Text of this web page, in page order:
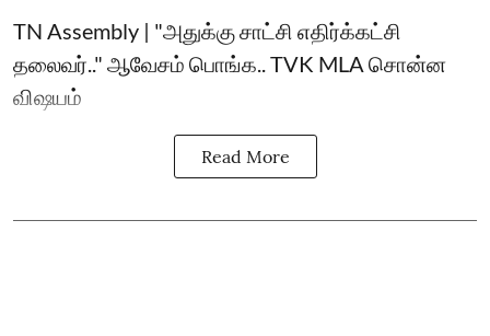
TN Assembly | "அதுக்கு சாட்சி எதிர்க்கட்சி
தலைவர்.." ஆவேசம் பொங்க.. TVK MLA சொன்ன
விஷயம்
Read More